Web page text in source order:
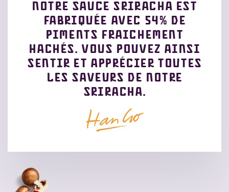
Notre sauce Sriracha est
fabriquée avec 54% de
piments fraichement
hachés. Vous pouvez ainsi
sentir et apprécier toutes
les saveurs de notre
Sriracha.